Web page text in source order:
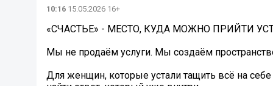
10:16 15.05.2026 16+
«СЧАСТЬЕ» - МЕСТО, КУДА МОЖНО ПРИЙТИ
Мы не продаём услуги. Мы создаём
Для женщин, которые устали тащить всё на